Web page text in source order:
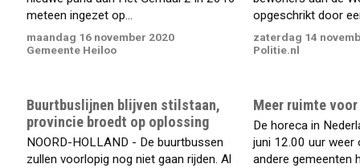
meteen ingezet op...
maandag 16 november 2020
Gemeente Heiloo
opgeschrikt door
zaterdag 14
Politie.nl
Buurtbuslijnen blijven stilstaan,
provincie broedt op oplossing
NOORD-HOLLAND - De buurtbussen
zullen voorlopig nog niet gaan rijden. Al
Meer ruimte
De horeca in
juni 12.00 uur weer
andere gemeenten